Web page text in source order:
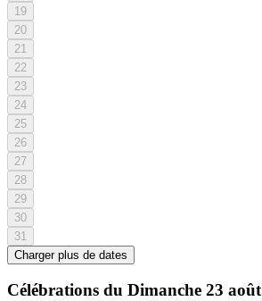
19
20
21
22
23
24
25
26
27
28
29
30
31
Charger plus de dates
Célébrations du Dimanche 23 août